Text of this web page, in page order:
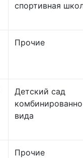
спортивная
Прочие
Детский сад
вида
Прочие